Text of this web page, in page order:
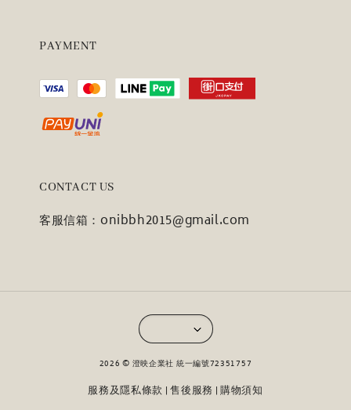
PAYMENT
CONTACT US
客服信箱：onibbh2015@gmail.com
2026 © 澄映企業社 統一編號72351757
服務及隱私條款 |售後服務 |購物須知